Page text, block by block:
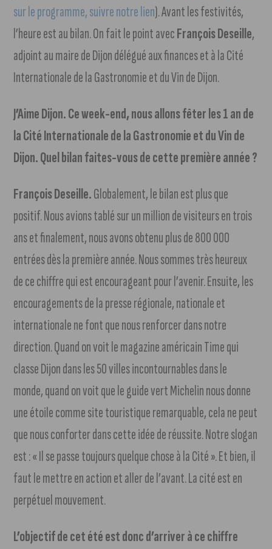
sur le programme, suivre notre lien). Avant les festivités,
l’heure est au bilan. On fait le point avecFrançois Deseille,
adjoint au maire de Dijon délégué aux finances et à la Cité
Internationale de la Gastronomie et du Vin de Dijon.
J’Aime Dijon. Ce week-end, nous allons fêter les 1 an de
la Cité Internationale de la Gastronomie et du Vin de
Dijon. Quel bilan faites-vous de cette première année ?
François Deseille.Globalement, le bilan est plus que
positif. Nous avions tablé sur un million de visiteurs en trois
ans et finalement, nous avons obtenu plus de 800 000
entrées dès la première année. Nous sommes très heureux
de ce chiffre qui est encourageant pour l’avenir. Ensuite, les
encouragements de la presse régionale, nationale et
internationale ne font que nous renforcer dans notre
direction. Quand on voit le magazine américain Time qui
classe Dijon dans les 50 villes incontournables dans le
monde, quand on voit que le guide vert Michelin nous donne
une étoile comme site touristique remarquable, cela ne peut
que nous conforter dans cette idée de réussite. Notre slogan
est : « Il se passe toujours quelque chose à la Cité ». Et bien, il
faut le mettre en action et aller de l’avant. La cité est en
perpétuel mouvement.
L’objectif de cet été est donc d’arriver à ce chiffre